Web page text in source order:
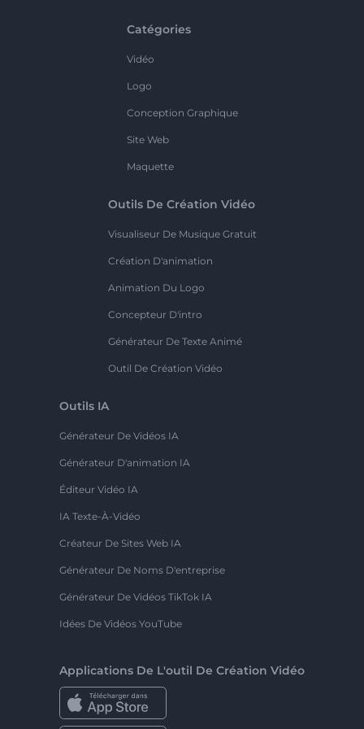
Catégories
Vidéo
Logo
Conception Graphique
Site Web
Maquette
Outils De Création Vidéo
Visualiseur De Musique Gratuit
Création D'animation
Animation Du Logo
Concepteur D'intro
Générateur De Texte Animé
Outil De Création Vidéo
Outils IA
Générateur De Vidéos IA
Générateur D'animation IA
Éditeur Vidéo IA
IA Texte-À-Vidéo
Créateur De Sites Web IA
Générateur De Noms D'entreprise
Générateur De Vidéos TikTok IA
Idées De Vidéos YouTube
Applications De L'outil De Création Vidéo